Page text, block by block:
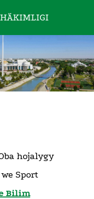
HÄKIMLIGI
hojalygy
Sport
Bilim